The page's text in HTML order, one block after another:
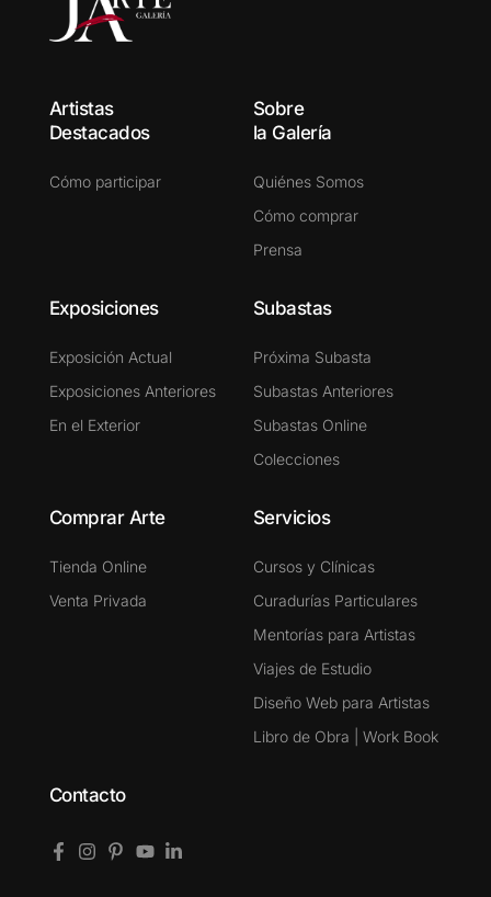
Artistas
Destacados
Cómo participar
Sobre
la Galería
Quiénes Somos
Cómo comprar
Prensa
Exposiciones
Exposición Actual
Exposiciones Anteriores
En el Exterior
Subastas
Próxima Subasta
Subastas Anteriores
Subastas Online
Colecciones
Comprar Arte
Tienda Online
Venta Privada
Servicios
Cursos y Clínicas
Curadurías Particulares
Mentorías para Artistas
Viajes de Estudio
Diseño Web para Artistas
Libro de Obra | Work Book
Contacto